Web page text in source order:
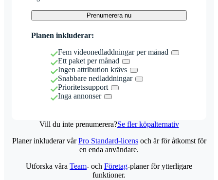
Prenumerera nu
Planen inkluderar:
Fem videonedladdningar per månad
Ett paket per månad
Ingen attribution krävs
Snabbare nedladdningar
Prioritetssupport
Inga annonser
Vill du inte prenumerera?Se fler köpalternativ
Planer inkluderar vårPro Standard-licensoch är för åtkomst för
en enda användare.
Utforska våra Team- och Företag-planer för ytterligare
funktioner.